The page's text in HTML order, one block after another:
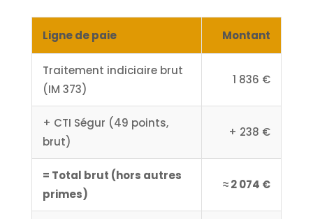
Ligne de paie Montant
Traitement indiciaire brut
(IM 373)
1 836 €
+ CTI Ségur (49 points,
brut)
+ 238 €
= Total brut (hors autres
primes)
≈ 2 074 €